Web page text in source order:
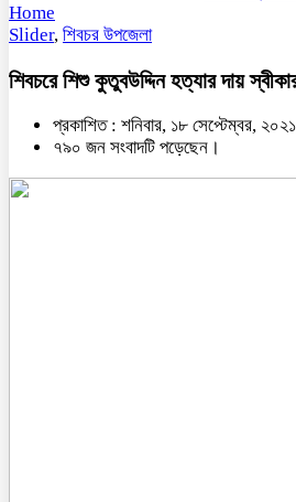
Home
Slider, শিবচর উপজেলা
শিবচরে শিশু কুতুবউদ্দিন হত্যার দায়
প্রকাশিত : শনিবার, ১৮ সেপ্টেম্বর,
৭৯০ জন সংবাদটি পড়েছেন।